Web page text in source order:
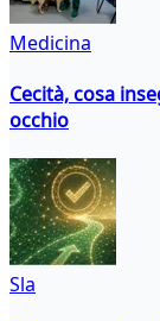
Medicina
Cecità, cosa
occhio
Sla